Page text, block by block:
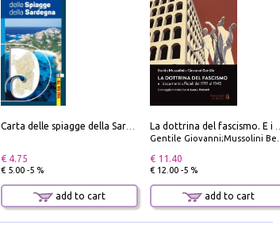
€ 4.75
€ 5.00 -5 %
add to cart
Gentile Giovanni;Mussolini Benito
€ 11.40
€ 12.00 -5 %
add to cart